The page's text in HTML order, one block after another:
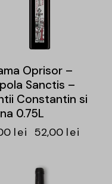
Oprisor –
Sanctis –
Constantin si
0.75L
lei 52,00 lei